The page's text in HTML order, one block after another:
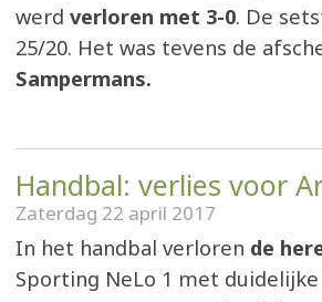
werd verloren met 3-0. De
25/20. Het was tevens de
Sampermans.
Handbal: verlies voor
Zaterdag 22 april 2017
In het handbal verloren de
Sporting NeLo 1 met duidelijke